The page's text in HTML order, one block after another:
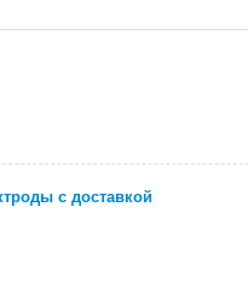
с доставкой